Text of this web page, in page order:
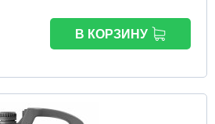
В КОРЗИНУ